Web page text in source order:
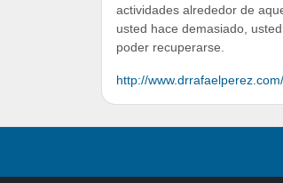
actividades alrededor de
usted hace demasiado,
poder recuperarse.
http://www.drrafaelperez.com/